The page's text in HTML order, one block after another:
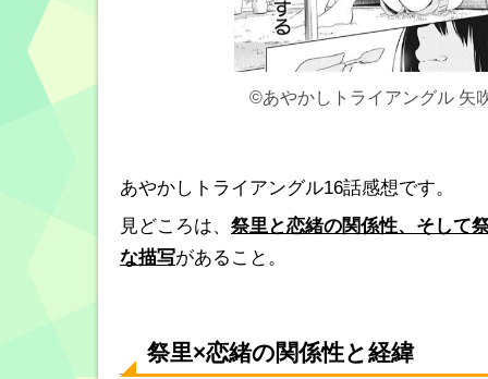
©あやかしトライアングル 矢
あやかしトライアングル16話感想です。
見どころは、 祭里と恋緒の関係性、そして
な描写があること。
祭里×恋緒の関係性と経緯